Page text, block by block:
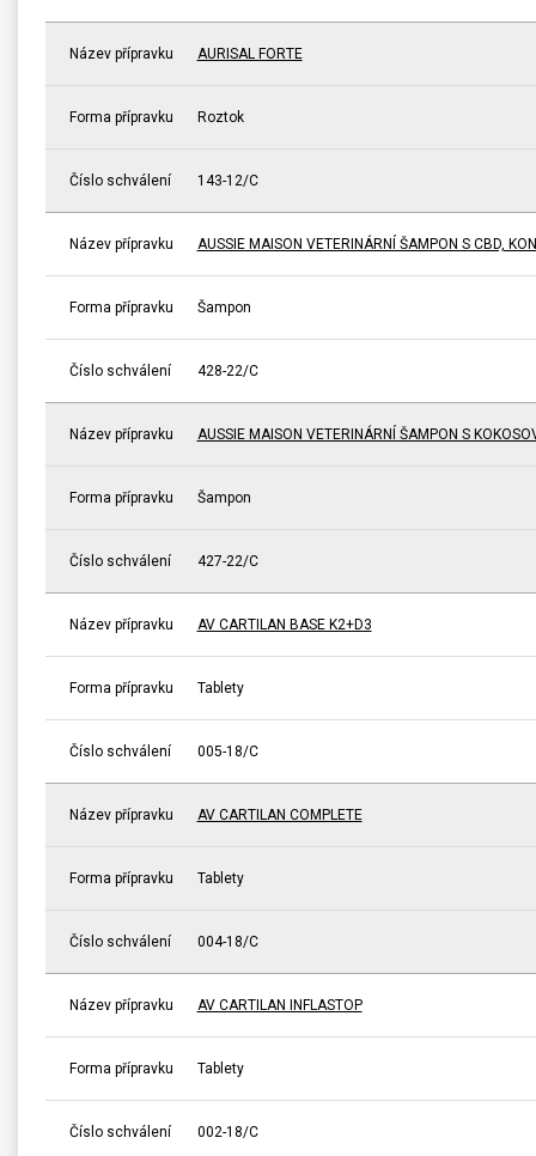
Název přípravku AURISAL FORTE
Forma přípravku Roztok
Číslo schválení 143-12/C
Název přípravku AUSSIE MAISON VETERINÁRNÍ ŠAMPON S CBD,
Forma přípravku Šampon
Číslo schválení 428-22/C
Název přípravku AUSSIE MAISON VETERINÁRNÍ ŠAMPON S
Forma přípravku Šampon
Číslo schválení 427-22/C
Název přípravku AV CARTILAN BASE K2+D3
Forma přípravku Tablety
Číslo schválení 005-18/C
Název přípravku AV CARTILAN COMPLETE
Forma přípravku Tablety
Číslo schválení 004-18/C
Název přípravku AV CARTILAN INFLASTOP
Forma přípravku Tablety
Číslo schválení 002-18/C